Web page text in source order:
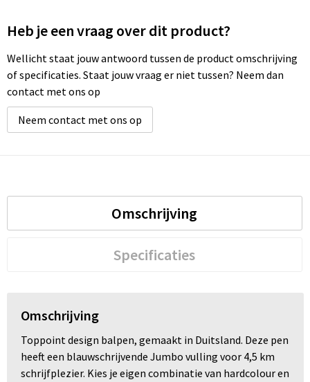
Heb je een vraag over dit product?
Wellicht staat jouw antwoord tussen de product omschrijving
of specificaties. Staat jouw vraag er niet tussen? Neem dan
contact met ons op
Neem contact met ons op
Omschrijving
Specificaties
Omschrijving
Toppoint design balpen, gemaakt in Duitsland. Deze pen
heeft een blauwschrijvende Jumbo vulling voor 4,5 km
schrijfplezier. Kies je eigen combinatie van hardcolour en